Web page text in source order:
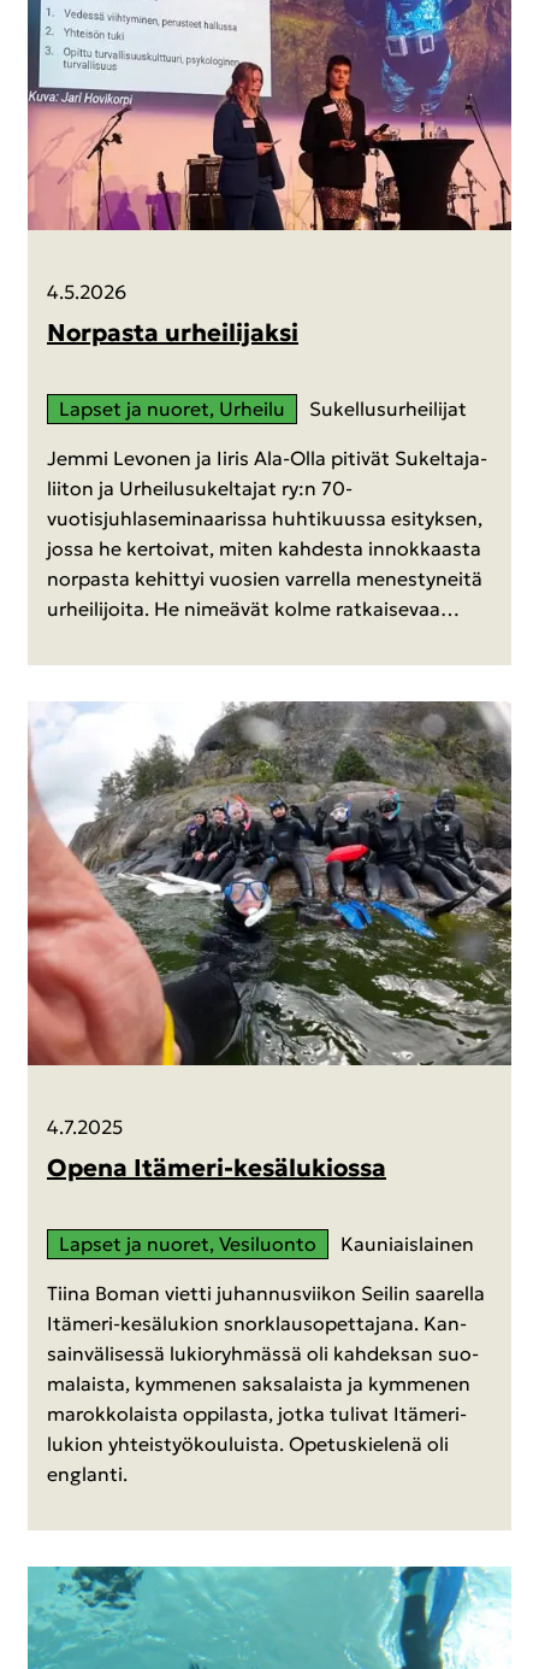
4.5.2026
Nor­pas­ta ur­hei­li­jak­si
Lap­set ja nuo­ret, Ur­hei­lu Su­kel­lusur­hei­li­jat
Jemmi Le­vo­nen ja Iiris Ala-​Olla pi­ti­vät Su­kel­ta­ja­
lii­ton ja Ur­hei­lusu­kel­ta­jat ry:n 70-​
vuotisjuhlaseminaarissa huh­ti­kuus­sa esi­tyk­sen,
jossa he ker­toi­vat, miten kah­des­ta in­nok­kaas­ta
nor­pas­ta ke­hit­tyi vuo­sien var­rel­la me­nes­ty­nei­tä
ur­hei­li­joi­ta. He ni­meä­vät kolme rat­kai­se­vaa…
4.7.2025
Opena Itämeri-​kesälukiossa
Lap­set ja nuo­ret, Ve­si­luon­to Kau­niais­lai­nen
Tiina Boman viet­ti ju­han­nus­vii­kon Sei­lin saa­rel­la
Itämeri-​kesälukion snorklauso­pet­ta­ja­na. Kan­
sain­vä­li­ses­sä lu­kio­ryh­mäs­sä oli kah­dek­san suo­
ma­lais­ta, kym­me­nen sak­sa­lais­ta ja kym­me­nen
ma­rok­ko­lais­ta op­pi­las­ta, jotka tu­li­vat Itämeri-​
lukion yh­teis­työ­kou­luis­ta. Ope­tus­kie­le­nä oli
englan­ti.